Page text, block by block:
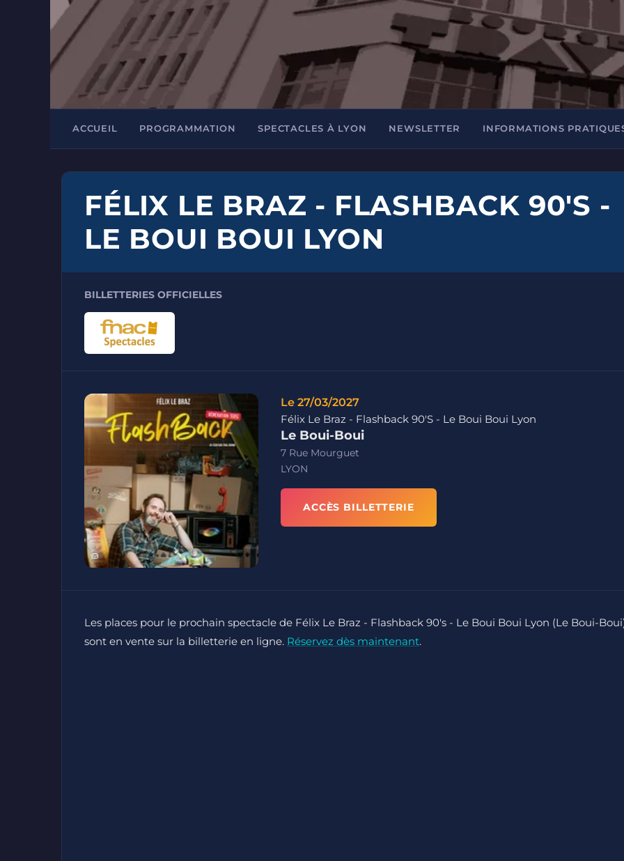
ACCUEIL PROGRAMMATION SPECTACLES À LYON NEWSLETTER INFORMATIONS
FÉLIX LE BRAZ - FLASHBACK 90'S -
LE BOUI BOUI LYON
BILLETTERIES OFFICIELLES
Le 27/03/2027
Félix Le Braz - Flashback 90'S - Le Boui Boui Lyon
Le Boui-Boui
7 Rue Mourguet
LYON
ACCÈS BILLETTERIE
Les places pour le prochain spectacle de Félix Le Braz - Flashback 90's - Le Boui Boui Lyon (Le Boui-
sont en vente sur la billetterie en ligne. Réservez dès maintenant.